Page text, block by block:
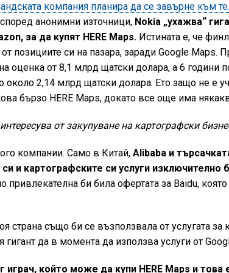
компания планира да се завърне към
анонимни източници, Nokia „ухажва“
за да купят HERE Maps. Истината е, че
позициите си на пазара, заради Google Maps.
оценка от 8,1 млрд щатски долара, а 6 години
около 2,14 млрд щатски долара. Ето защо не е
бързо HERE Maps, докато все още има
от закупуване на картографски
компании. Само в Китай,Alibaba и
си и картографските си услуги изключително
привлекателна би била офертата за Baidu,
страна също би се възползвала от услугата
гигант да в момента да използва услуги от
играч, който може да купи HERE Maps и това